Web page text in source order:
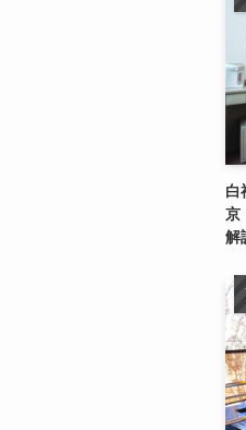
白
京
解